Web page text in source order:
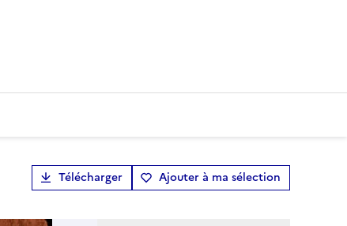
Télécharger Ajouter à ma sélection